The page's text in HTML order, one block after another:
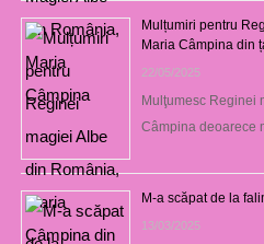
Mulțumiri pentru
Maria Câmpina din
22/05/2025
Mulţumesc Reginei
Câmpina deoarece
M-a scăpat de la
13/03/2025